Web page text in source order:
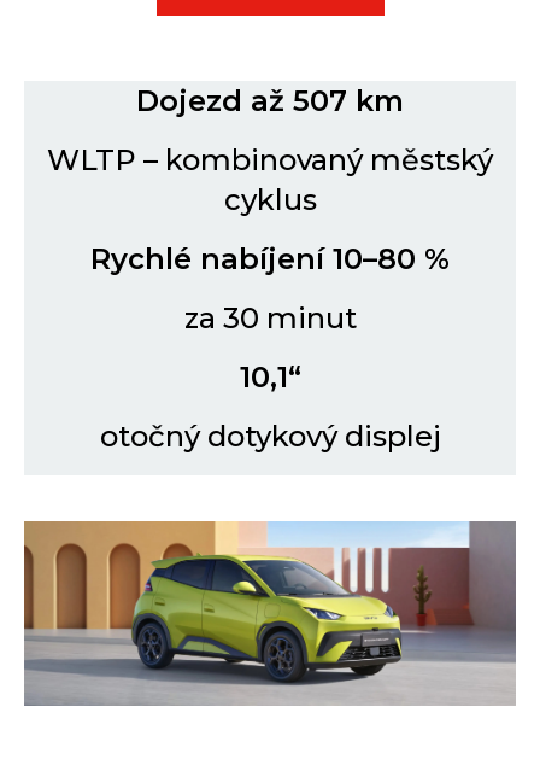
Dojezd až 507 km
WLTP – kombinovaný městský
cyklus
Rychlé nabíjení 10–80 %
za 30 minut
10,1“
otočný dotykový displej